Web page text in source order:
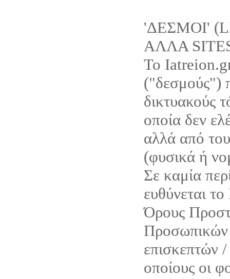
'ΔΕΣΜΟΙ'
ΑΛΛΑ
Το
("δεσμούς")
δικτυακούς
οποία δεν
αλλά από
(φυσικά ή
Σε καμία
ευθύνεται
Όρους
επισκεπτών
οποίους οι